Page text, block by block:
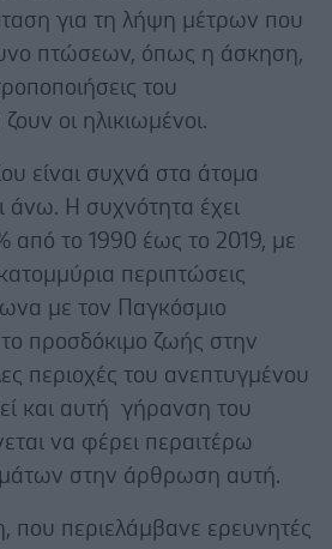
για τη λήψη μέτρων που
πτώσεων, όπως η άσκηση,
του
οι ηλικιωμένοι.
είναι συχνά στα άτομα
άνω. Η συχνότητα έχει
από το 1990 έως το 2019, με
περιπτώσεις
με τον Παγκόσμιο
προσδόκιμο ζωής στην
περιοχές του ανεπτυγμένου
και αυτή γήρανση του
να φέρει περαιτέρω
στην άρθρωση αυτή.
που περιελάμβανε ερευνητές